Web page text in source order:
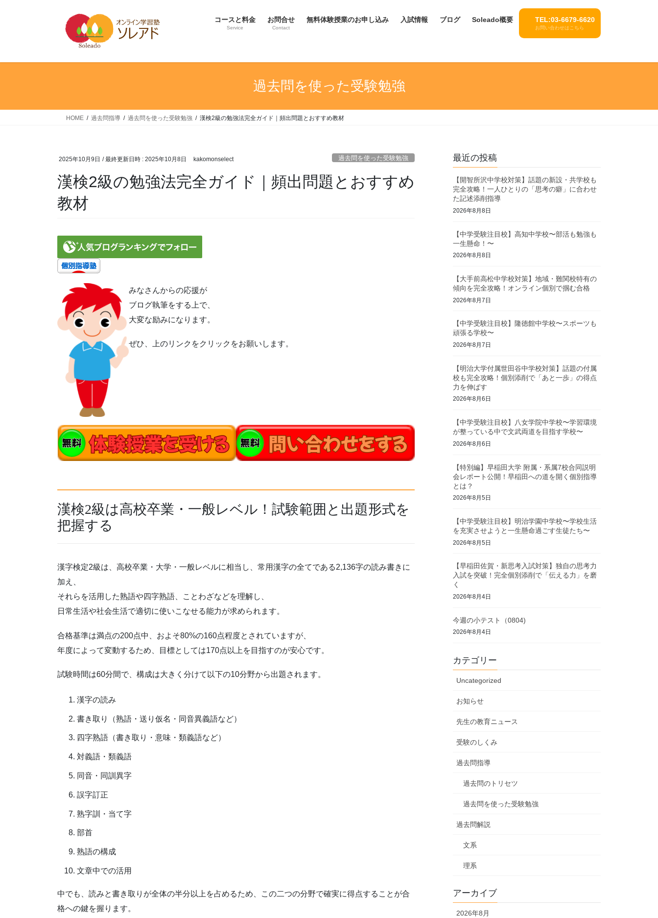
へ
プ
ョ
動
コースと料金
Service
お問合せ
Contact
無料体験授業のお申し込み 入試情報 ブログ Soleado概要 TEL:03-6679-6620
お問い合わせはこちら
過去問を使った受験勉強
HOME 過去問指導 過去問を使った受験勉強 漢検2級の勉強法完全ガイド｜頻出問題とおすすめ教材
2025年10月9日 / 最終更新日時 : 2025年10月8日 kakomonselect 過去問を使った受験勉強
漢検2級の勉強法完全ガイド｜頻出問題とおすすめ
教材
みなさんからの応援が
ブログ執筆をする上で、
大変な励みになります。
ぜひ、上のリンクをクリックをお願いします。
漢検2級は高校卒業・一般レベル！試験範囲と出題形式を
把握する
漢字検定2級は、高校卒業・大学・一般レベルに相当し、常用漢字の全てである2,136字の読み書きに
加え、
それらを活用した熟語や四字熟語、ことわざなどを理解し、
日常生活や社会生活で適切に使いこなせる能力が求められます。
合格基準は満点の200点中、およそ80%の160点程度とされていますが、
年度によって変動するため、目標としては170点以上を目指すのが安心です。
試験時間は60分間で、構成は大きく分けて以下の10分野から出題されます。
漢字の読み
書き取り（熟語・送り仮名・同音異義語など）
四字熟語（書き取り・意味・類義語など）
対義語・類義語
同音・同訓異字
誤字訂正
熟字訓・当て字
部首
熟語の構成
文章中での活用
中でも、読みと書き取りが全体の半分以上を占めるため、この二つの分野で確実に得点することが合
格への鍵を握ります。
最近の投稿
【開智所沢中学校対策】話題の新設・共学校も
完全攻略！一人ひとりの「思考の癖」に合わせ
た記述添削指導
2026年8月8日
【中学受験注目校】高知中学校〜部活も勉強も
一生懸命！〜
2026年8月8日
【大手前高松中学校対策】地域・難関校特有の
傾向を完全攻略！オンライン個別で掴む合格
2026年8月7日
【中学受験注目校】隆徳館中学校〜スポーツも
頑張る学校〜
2026年8月7日
【明治大学付属世田谷中学校対策】話題の付属
校も完全攻略！個別添削で「あと一歩」の得点
力を伸ばす
2026年8月6日
【中学受験注目校】八女学院中学校〜学習環境
が整っている中で文武両道を目指す学校〜
2026年8月6日
【特別編】早稲田大学 附属・系属7校合同説明
会レポート公開！早稲田への道を開く個別指導
とは？
2026年8月5日
【中学受験注目校】明治学園中学校〜学校生活
を充実させようと一生懸命過ごす生徒たち〜
2026年8月5日
【早稲田佐賀・新思考入試対策】独自の思考力
入試を突破！完全個別添削で「伝える力」を磨
く
2026年8月4日
今週の小テスト（0804)
2026年8月4日
カテゴリー
Uncategorized
お知らせ
先生の教育ニュース
受験のしくみ
過去問指導
過去問のトリセツ
過去問を使った受験勉強
過去問解説
文系
理系
アーカイブ
2026年8月